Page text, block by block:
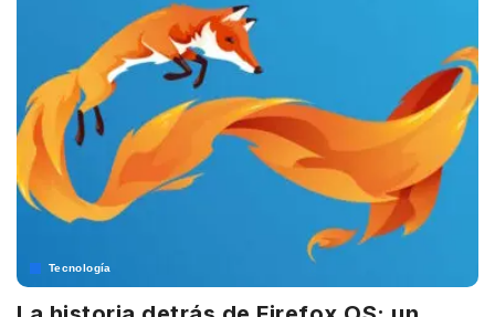
Tecnología